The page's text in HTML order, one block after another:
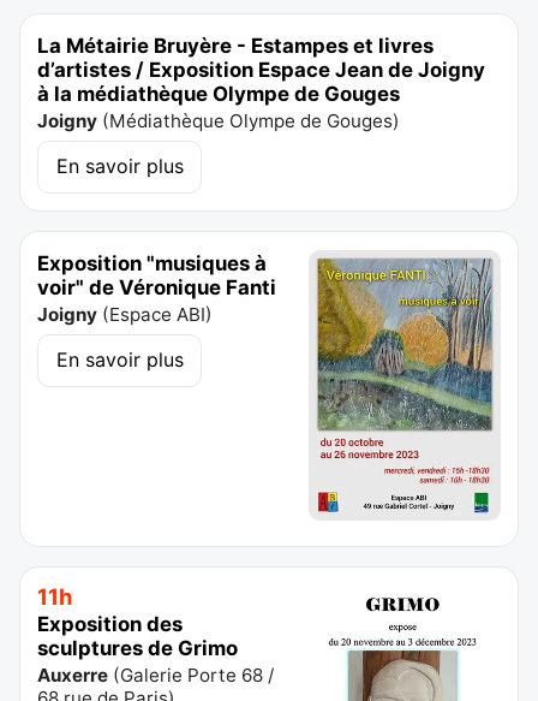
La Métairie Bruyère - Estampes et livres
d’artistes / Exposition Espace Jean de Joigny
à la médiathèque Olympe de Gouges
Joigny (Médiathèque Olympe de Gouges)
En savoir plus
Exposition "musiques à
voir" de Véronique Fanti
Joigny (Espace ABI)
En savoir plus
11h
Exposition des
sculptures de Grimo
Auxerre (Galerie Porte 68 /